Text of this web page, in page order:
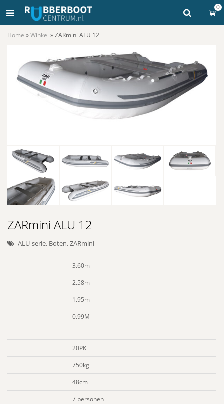
0
Home »Winkel »ZARmini ALU 12
ZARmini ALU 12
ALU-serie, Boten,ZARmini
3.60m
2.58m
1.95m
0.99M
20PK
750kg
48cm
7 personen